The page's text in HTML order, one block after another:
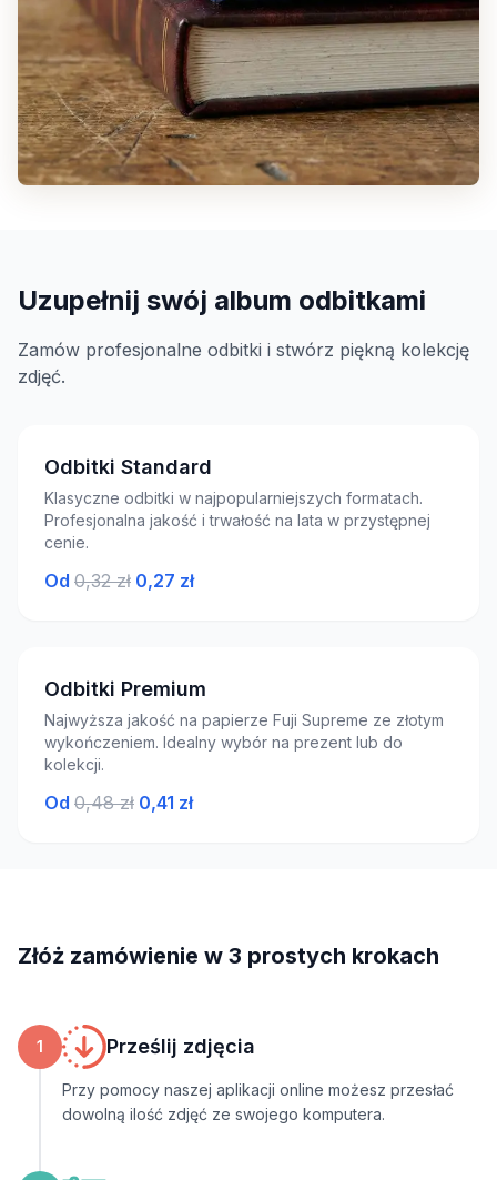
Uzupełnij swój album odbitkami
Zamów profesjonalne odbitki i stwórz piękną kolekcję
zdjęć.
Odbitki Standard
Klasyczne odbitki w najpopularniejszych formatach.
Profesjonalna jakość i trwałość na lata w przystępnej
cenie.
Od 0,32 zł 0,27 zł
Odbitki Premium
Najwyższa jakość na papierze Fuji Supreme ze złotym
wykończeniem. Idealny wybór na prezent lub do
kolekcji.
Od 0,48 zł 0,41 zł
Złóż zamówienie w 3 prostych krokach
1 Prześlij zdjęcia
Przy pomocy naszej aplikacji online możesz przesłać
dowolną ilość zdjęć ze swojego komputera.